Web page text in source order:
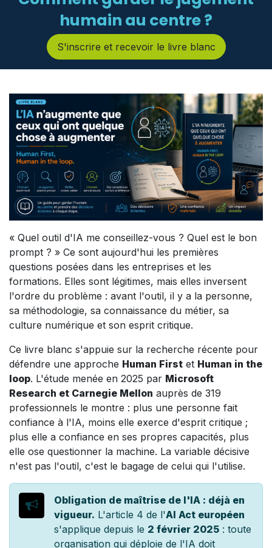
humain au centre ?
S'inscrire et recevoir le livre blanc
« Quel outil d'IA me conseillez-vous ? Quel est le bon
prompt ? » Ce sont aujourd'hui les premières
questions posées dans les entreprises et les
formations. Elles sont légitimes, mais elles inversent
l'ordre du problème : avant l'outil, il y a la personne,
sa méthodologie, sa connaissance du métier, sa
culture numérique et son esprit critique.
Ce livre blanc s'appuie sur la recherche récente pour
défendre une approche Human First et Human in the
loop. L'étude menée en 2025 par Microsoft
Research et Carnegie Mellon auprès de 319
professionnels le montre : plus une personne fait
confiance à l'IA, moins elle exerce d'esprit critique ;
plus elle a confiance en ses propres capacités, plus
elle ose questionner la machine. La variable décisive
n'est pas l'outil, c'est le bagage de celui qui l'utilise.
Obligation de maîtrise de l'IA : déjà en
vigueur. L'article 4 de l'AI Act européen
s'applique depuis le 2 février 2025 : toute
organisation qui déploie de l'IA doit